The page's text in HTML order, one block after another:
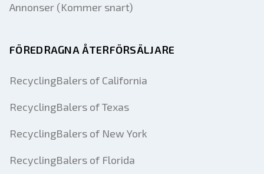
Annonser (Kommer snart)
FÖREDRAGNA ÅTERFÖRSÄLJARE
RecyclingBalers of California
RecyclingBalers of Texas
RecyclingBalers of New York
RecyclingBalers of Florida